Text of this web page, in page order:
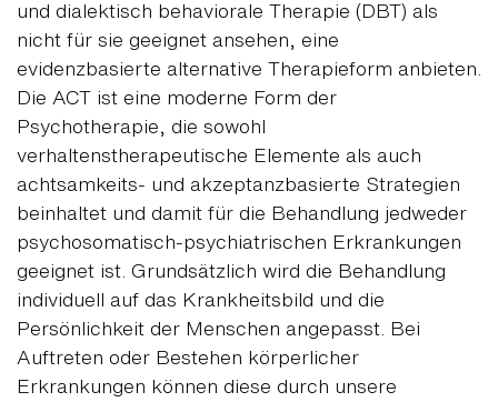
und dialektisch behaviorale Therapie (DBT) als
nicht für sie geeignet ansehen, eine
evidenzbasierte alternative Therapieform anbieten.
Die ACT ist eine moderne Form der
Psychotherapie, die sowohl
verhaltenstherapeutische Elemente als auch
achtsamkeits- und akzeptanzbasierte Strategien
beinhaltet und damit für die Behandlung jedweder
psychosomatisch-psychiatrischen Erkrankungen
geeignet ist. Grundsätzlich wird die Behandlung
individuell auf das Krankheitsbild und die
Persönlichkeit der Menschen angepasst. Bei
Auftreten oder Bestehen körperlicher
Erkrankungen können diese durch unsere